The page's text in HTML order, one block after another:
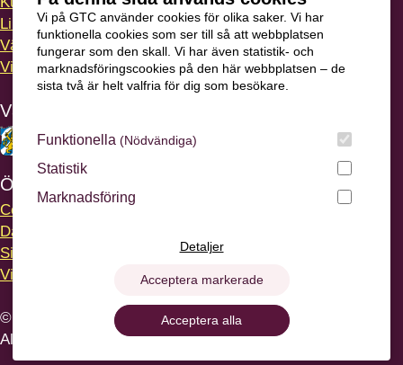
Vi på GTC använder cookies för olika saker. Vi har
funktionella cookies som ser till så att webbplatsen
fungerar som den skall. Vi har även statistik- och
marknadsföringscookies på den här webbplatsen – de
sista två är helt valfria för dig som besökare.
Funktionella (Nödvändiga)
Statistik
Marknadsföring
Detaljer
Acceptera markerade
Acceptera alla
LinkedIn
Vägbeskrivning
Visselblåsning
Våra ägare
Övrigt
Cookies
- information och inställningar
Dataskyddsförordningen
Sitemap
- en översikt över webbplatsen
Visselblåsning
- trygghet för anställda
© 2026 Göteborgs Tekniska College
All rights reserved